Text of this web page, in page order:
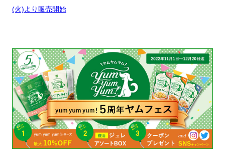
(火)より販売開始